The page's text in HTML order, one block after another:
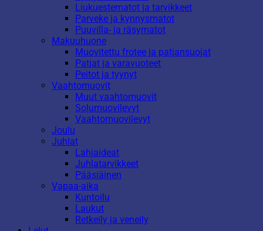
Liukuestematot ja tarvikkeet
Parveke ja kynnysmatot
Puuvilla- ja räsymatot
Makuuhuone
Muovitettu frotee ja patjansuojat
Patjat ja varavuoteet
Peitot ja tyynyt
Vaahtomuovit
Muut vaahtomuovit
Solumuovilevyt
Vaahtomuovilevyt
Joulu
Juhlat
Lahjaideat
Juhlatarvikkeet
Pääsiäinen
Vapaa-aika
Kuntoilu
Laukut
Retkeily ja veneily